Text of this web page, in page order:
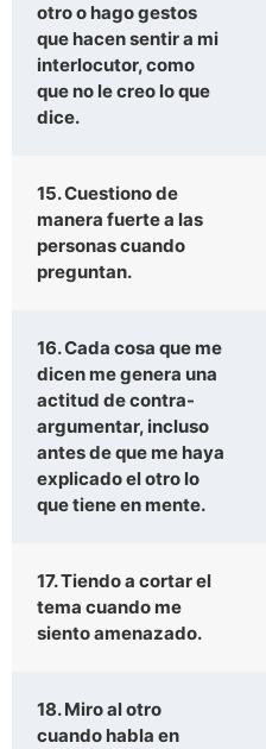
otro o hago gestos
que hacen sentir a mi
interlocutor, como
que no le creo lo que
dice.
15. Cuestiono de
manera fuerte a las
personas cuando
preguntan.
16. Cada cosa que me
dicen me genera una
actitud de contra-
argumentar, incluso
antes de que me haya
explicado el otro lo
que tiene en mente.
17. Tiendo a cortar el
tema cuando me
siento amenazado.
18. Miro al otro
cuando habla en